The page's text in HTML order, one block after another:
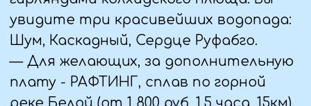
•удобная обувь спортивного типа,
кроссовки или ботинки (лучше иметь
с собой две пары);
•солнцезащитные очки,
солнцезащитный крем и
гигиеническая помада;
•купальные принадлежности